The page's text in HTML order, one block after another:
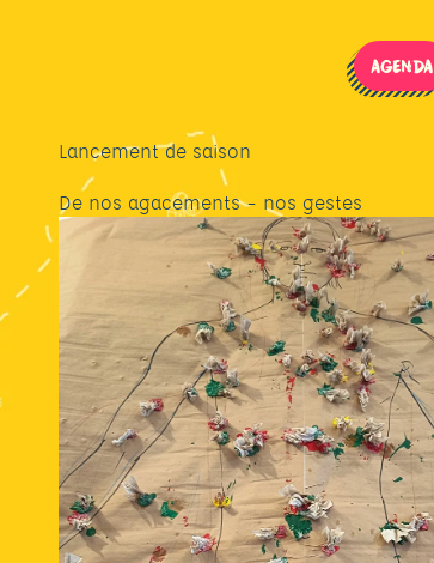
AGENDA
Lancement de saison
De nos agacements – nos gestes